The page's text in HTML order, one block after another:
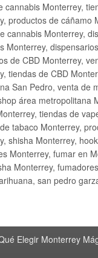
cannabis Monterrey,
productos de
cannabis Monterrey,
Monterrey,
de CBD Monterrey,
tiendas de CBD
San Pedro, venta de
área metropolitana
tiendas de
tabaco Monterrey,
shisha Monterrey,
Monterrey, fumar en
Monterrey,
san pedro
Elegir Monterrey